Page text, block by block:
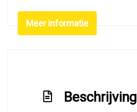
Meer informatie
Beschrijving